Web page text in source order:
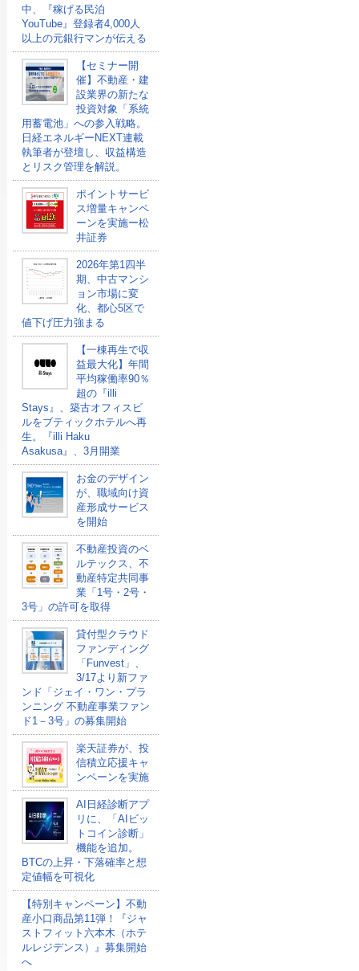
中、『稼げる民泊
YouTube』登録者4,000人
以上の元銀行マンが伝える
【セミナー開
催】不動産・建
設業界の新たな
投資対象「系統
用蓄電池」への参入戦略。
日経エネルギーNEXT連載
執筆者が登壇し、収益構造
とリスク管理を解説。
ポイントサービ
ス増量キャンペ
ーンを実施ー松
井証券
2026年第1四半
期、中古マンシ
ョン市場に変
化、都心5区で
値下げ圧力強まる
【一棟再生で収
益最大化】年間
平均稼働率90％
超の『illi
Stays』、築古オフィスビ
ルをブティックホテルへ再
生。『illi Haku
Asakusa』、3月開業
お金のデザイン
が、職域向け資
産形成サービス
を開始
不動産投資のベ
ルテックス、不
動産特定共同事
業「1号・2号・
3号」の許可を取得
貸付型クラウド
ファンディング
「Funvest」、
3/17より新ファ
ンド「ジェイ・ワン・プラ
ンニング 不動産事業ファン
ド1－3号」の募集開始
楽天証券が、投
信積立応援キャ
ンペーンを実施
AI日経診断アプ
リに、「AIビッ
トコイン診断」
機能を追加。
BTCの上昇・下落確率と想
定値幅を可視化
【特別キャンペーン】不動
産小口商品第11弾！『ジャ
ストフィット六本木（ホテ
ルレジデンス）』募集開始
へ